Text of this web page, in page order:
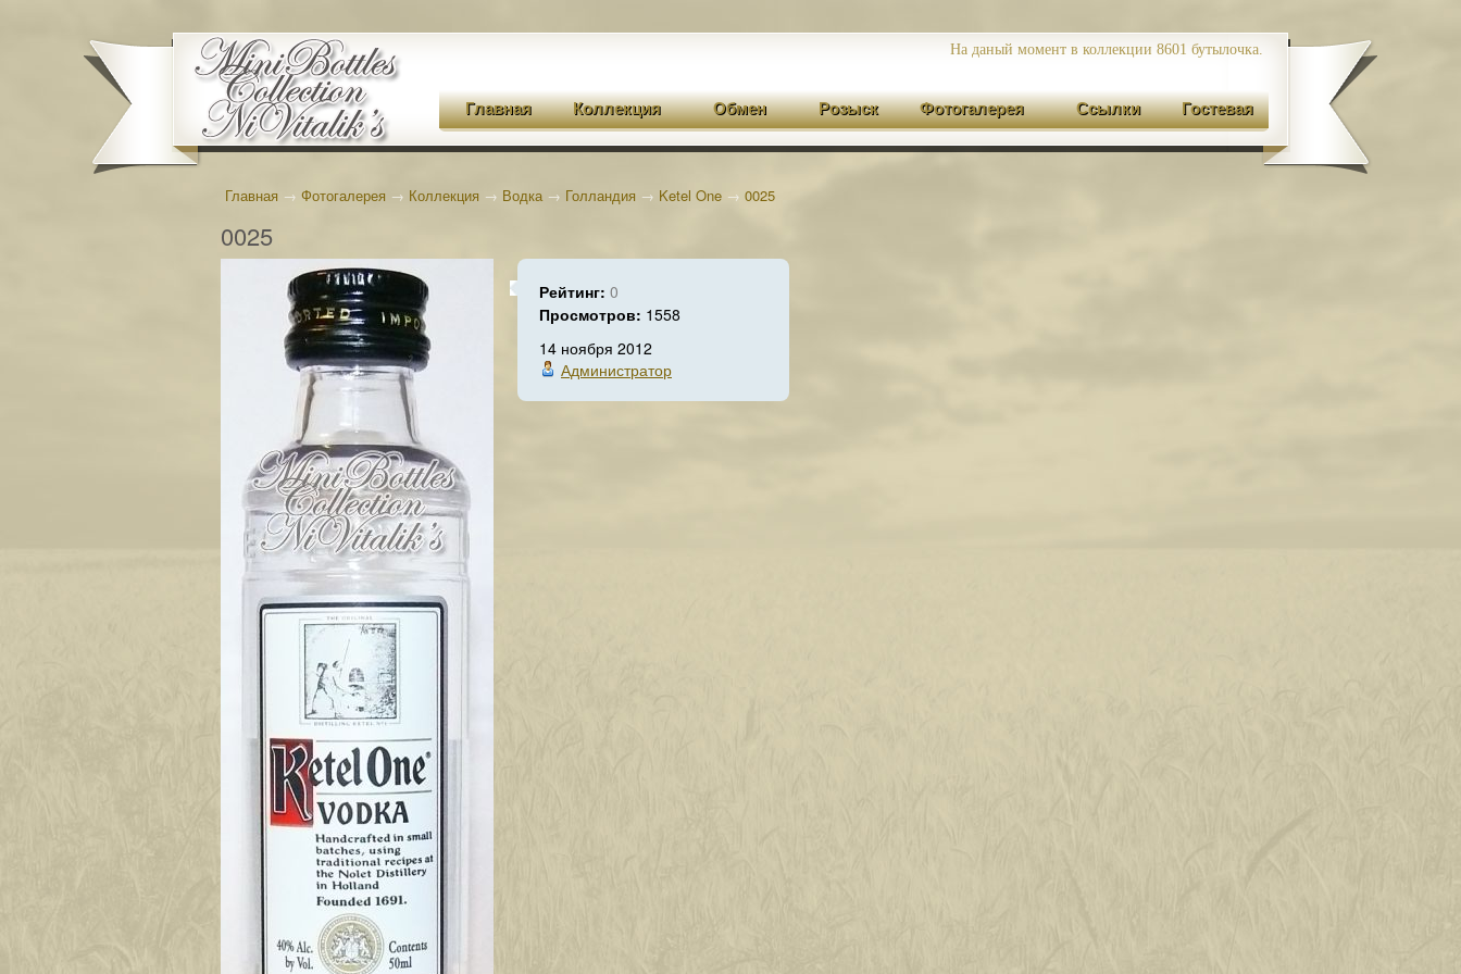
На даный момент в коллекции 8601 бутылочка.
Главная Коллекция Обмен Розыск Фотогалерея Ссылки Гостевая
Главная → Фотогалерея → Коллекция → Водка→ Голландия → Ketel One → 0025
0025
Рейтинг: 0
Просмотров: 1558
14 ноября 2012
Администратор